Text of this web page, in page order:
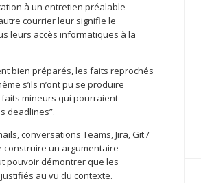
à un entretien préalable
courrier leur signifie le
leurs accès informatiques à la
bien préparés, les faits reprochés
s’ils n’ont pu se produire
mineurs qui pourraient
deadlines”.
conversations Teams, Jira, Git /
construire un argumentaire
pouvoir démontrer que les
au vu du contexte.